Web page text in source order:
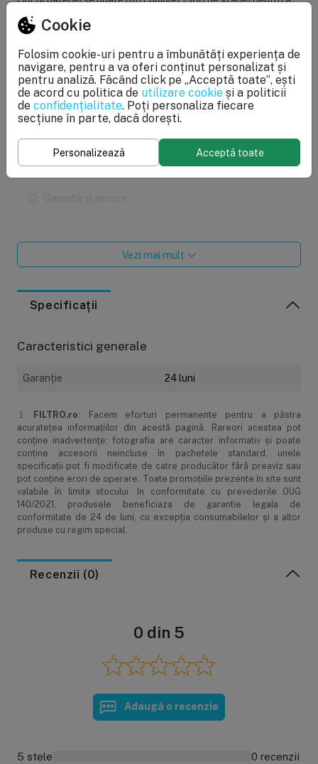
va oferi un confort sporit.
Bateria este compatibila perfect cu toate sistemele de
filtrare a apei care ofera conectare standard de marimea 1/4
inch.
Modalități de comandă
Livrarea produselor
Vezi mai mult
Specificații
Caracteristici generale
Garanţie 24 luni
FILTRO.ro: Facem eforturi permanente pentru a păstra
acurateţea informaţiilor din acestă pagină. Rareori acestea pot
conţine inadvertenţe: fotografia are caracter informativ şi poate
conţine accesorii neincluse în pachetele standard, unele
specificaţii pot fi modificate de catre producător fără preaviz sau
pot conţine erori de operare. Toate promoţiile prezente în site sunt
valabile în limita stocului. In conformitate cu prevederile OUG
140/2021, produsele beneficiaza de garantie legala de
conformitate de 24 de luni, cu excepția consumabilelor și a altor
produse cu regim special.
Recenzii (0)
0 din 5
Adaugă o recenzie
5 stele
0 recenzii
Cookie
Folosim cookie-uri pentru a îmbunătăți experiența de
navigare, pentru a va oferi conținut personalizat și
pentru analiză. Făcând click pe „Acceptă toate”, ești
de acord cu politica de utilizare cookie și a politicii
de confidențialitate. Poți personaliza fiecare
secțiune în parte, dacă dorești.
Personalizează Acceptă toate